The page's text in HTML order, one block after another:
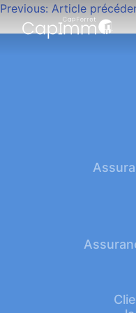
Navigation
de
Previous: Article